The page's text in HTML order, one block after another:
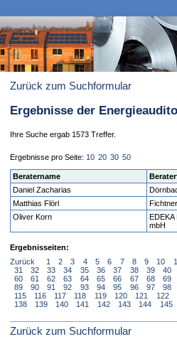
Zurück zum Suchformular
Ergebnisse der
Ihre Suche ergab 1573 Treffer.
Ergebnisse pro Seite: 10 20 30 50
Beratername
Daniel Zacharias
Matthias Flörl
Oliver Korn
mbH
Ergebnisseiten:
Zurück
1 2 3 4 5 6 7 8 9 10
31
32 33 34 35 36 37 38 39
40
60
61 62 63 64 65 66 67 68
69
89
90 91 92 93 94 95 96 97
98
115
116 117 118 119 120 121 122
138
139 140 141 142 143 144 145
Zurück zum Suchformular